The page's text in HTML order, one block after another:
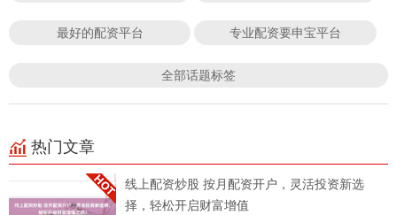
最好的配资平台 专业配资要申宝平台
全部话题标签
热门文章
线上配资炒股 按月配资开户，灵活投资新选
择，轻松开启财富增值